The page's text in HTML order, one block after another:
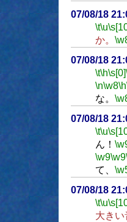
07/08/18
\t\u
か。
07/08/18
\t\h\s[0]
\n\w8\h
な。
07/08/18
\t\u
ん！
\w9\w9
て、
07/08/18
\t\u
大き